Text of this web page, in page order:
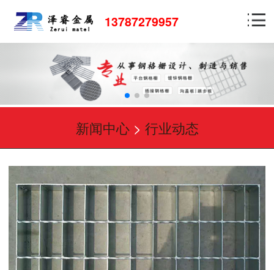
13787279957
新闻中心> 行业动态